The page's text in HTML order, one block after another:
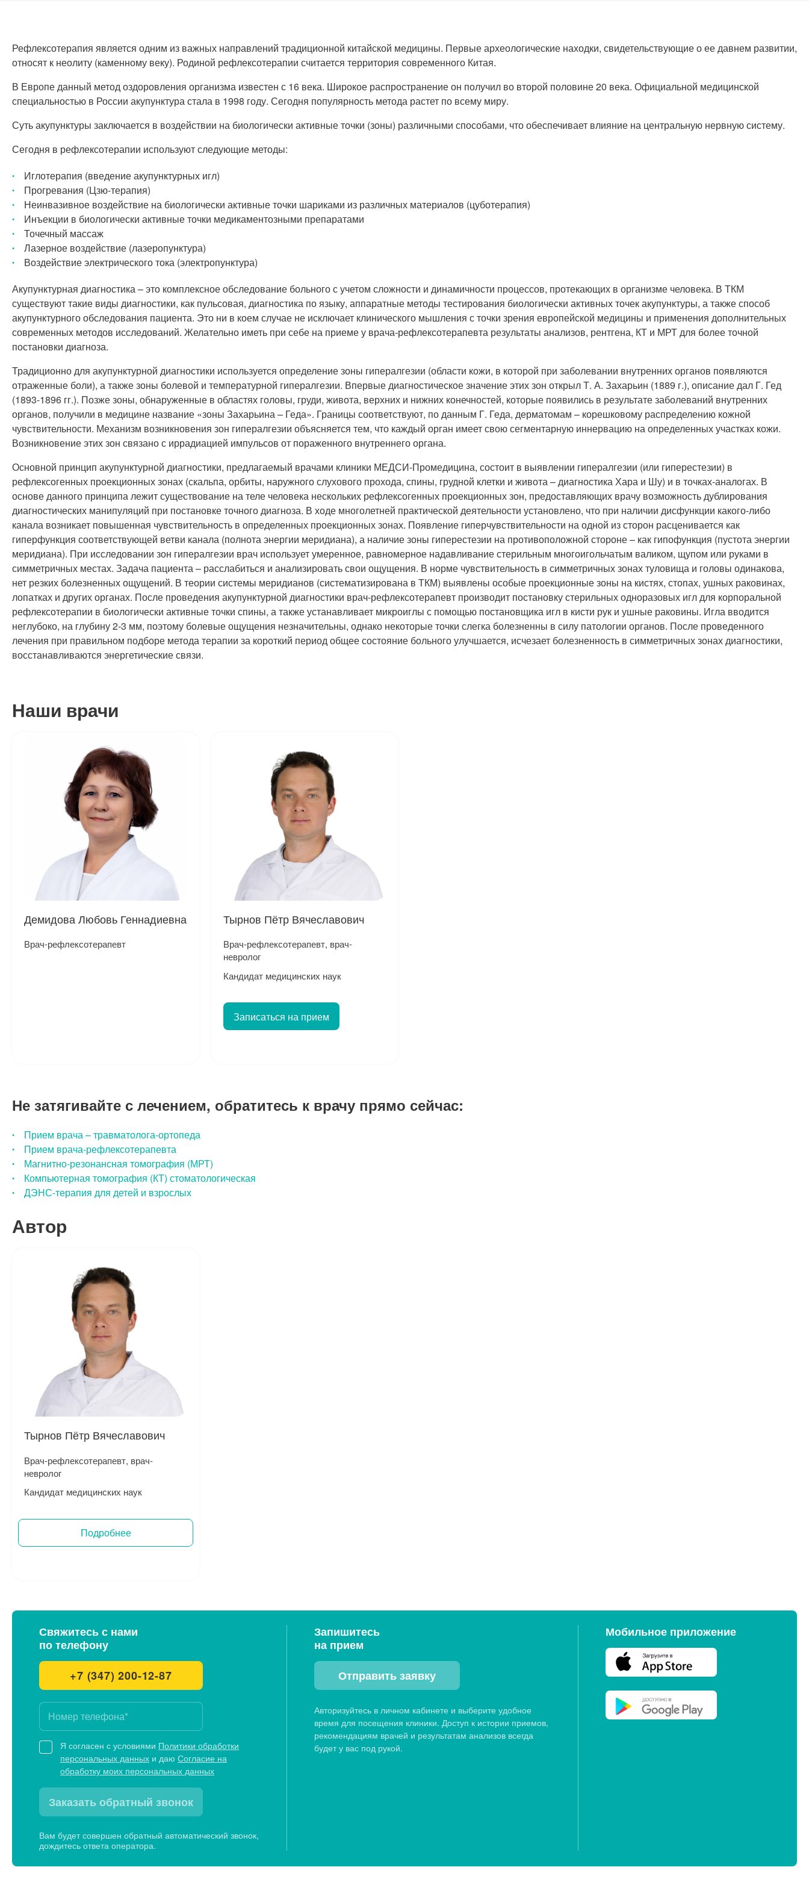
Рефлексотерапия является одним из важных направлений традиционной китайской медицины. Первые археологические находки, свидетельствующие о ее давнем развитии,
относят к неолиту (каменному веку). Родиной рефлексотерапии считается территория современного Китая.
В Европе данный метод оздоровления организма известен с 16 века. Широкое распространение он получил во второй половине 20 века. Официальной медицинской
специальностью в России акупунктура стала в 1998 году. Сегодня популярность метода растет по всему миру.
Суть акупунктуры заключается в воздействии на биологически активные точки (зоны) различными способами, что обеспечивает влияние на центральную нервную систему.
Сегодня в рефлексотерапии используют следующие методы:
Иглотерапия (введение акупунктурных игл)
Прогревания (Цзю-терапия)
Неинвазивное воздействие на биологически активные точки шариками из различных материалов (цуботерапия)
Инъекции в биологически активные точки медикаментозными препаратами
Точечный массаж
Лазерное воздействие (лазеропунктура)
Воздействие электрического тока (электропунктура)
Акупунктурная диагностика – это комплексное обследование больного с учетом сложности и динамичности процессов, протекающих в организме человека. В ТКМ
существуют такие виды диагностики, как пульсовая, диагностика по языку, аппаратные методы тестирования биологически активных точек акупунктуры, а также способ
акупунктурного обследования пациента. Это ни в коем случае не исключает клинического мышления с точки зрения европейской медицины и применения дополнительных
современных методов исследований. Желательно иметь при себе на приеме у врача-рефлексотерапевта результаты анализов, рентгена, КТ и МРТ для более точной
постановки диагноза.
Традиционно для акупунктурной диагностики используется определение зоны гипералгезии (области кожи, в которой при заболевании внутренних органов появляются
отраженные боли), а также зоны болевой и температурной гипералгезии. Впервые диагностическое значение этих зон открыл Т. А. Захарьин (1889 г.), описание дал Г. Гед
(1893-1896 гг.). Позже зоны, обнаруженные в областях головы, груди, живота, верхних и нижних конечностей, которые появились в результате заболеваний внутренних
органов, получили в медицине название «зоны Захарьина – Геда». Границы соответствуют, по данным Г. Геда, дерматомам – корешковому распределению кожной
чувствительности. Механизм возникновения зон гипералгезии объясняется тем, что каждый орган имеет свою сегментарную иннервацию на определенных участках кожи.
Возникновение этих зон связано с иррадиацией импульсов от пораженного внутреннего органа.
Основной принцип акупунктурной диагностики, предлагаемый врачами клиники МЕДСИ-Промедицина, состоит в выявлении гипералгезии (или гиперестезии) в
рефлексогенных проекционных зонах (скальпа, орбиты, наружного слухового прохода, спины, грудной клетки и живота – диагностика Хара и Шу) и в точках-аналогах. В
основе данного принципа лежит существование на теле человека нескольких рефлексогенных проекционных зон, предоставляющих врачу возможность дублирования
диагностических манипуляций при постановке точного диагноза. В ходе многолетней практической деятельности установлено, что при наличии дисфункции какого-либо
канала возникает повышенная чувствительность в определенных проекционных зонах. Появление гиперчувствительности на одной из сторон расценивается как
гиперфункция соответствующей ветви канала (полнота энергии меридиана), а наличие зоны гиперестезии на противоположной стороне – как гипофункция (пустота энергии
меридиана). При исследовании зон гипералгезии врач использует умеренное, равномерное надавливание стерильным многоигольчатым валиком, щупом или руками в
симметричных местах. Задача пациента – расслабиться и анализировать свои ощущения. В норме чувствительность в симметричных зонах туловища и головы одинакова,
нет резких болезненных ощущений. В теории системы меридианов (систематизирована в ТКМ) выявлены особые проекционные зоны на кистях, стопах, ушных раковинах,
лопатках и других органах. После проведения акупунктурной диагностики врач-рефлексотерапевт производит постановку стерильных одноразовых игл для корпоральной
рефлексотерапии в биологически активные точки спины, а также устанавливает микроиглы с помощью постановщика игл в кисти рук и ушные раковины. Игла вводится
неглубоко, на глубину 2-3 мм, поэтому болевые ощущения незначительны, однако некоторые точки слегка болезненны в силу патологии органов. После проведенного
лечения при правильном подборе метода терапии за короткий период общее состояние больного улучшается, исчезает болезненность в симметричных зонах диагностики,
восстанавливаются энергетические связи.
Наши врачи
Демидова Любовь Геннадиевна
Врач-рефлексотерапевт
Тырнов Пётр Вячеславович
Врач-рефлексотерапевт, врач-
невролог
Кандидат медицинских наук
Записаться на прием
Не затягивайте с лечением, обратитесь к врачу прямо сейчас:
Прием врача – травматолога-ортопеда
Прием врача-рефлексотерапевта
Магнитно-резонансная томография (МРТ)
Компьютерная томография (КТ) стоматологическая
ДЭНС-терапия для детей и взрослых
Автор
Тырнов Пётр Вячеславович
Врач-рефлексотерапевт, врач-
невролог
Кандидат медицинских наук
Записаться на прием
Подробнее
Свяжитесь с нами
по телефону
+7 (347) 200-12-87
Я согласен с условиями Политики обработки
персональных данных и даю Согласие на
обработку моих персональных данных
Заказать обратный звонок
Вам будет совершен обратный автоматический звонок,
дождитесь ответа оператора.
Запишитесь
на прием
Отправить заявку
Авторизуйтесь в личном кабинете и выберите удобное
время для посещения клиники. Доступ к истории приемов,
рекомендациям врачей и результатам анализов всегда
будет у вас под рукой.
Мобильное приложение